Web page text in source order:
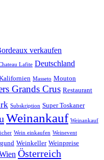
verkaufen
Lafite Deutschland
Masseto Mouton
Grands Crus Restaurant
Subskription Super Toskaner
Weinankauf Weinankauf
Wein einkaufen Weinevent
Weinkeller Weinpreise
Österreich